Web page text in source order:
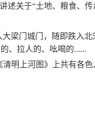
述关于“土地、粮食、传
大梁门城门，随即跌入
、拉人的、吆喝的......
清明上河图》上共有各色